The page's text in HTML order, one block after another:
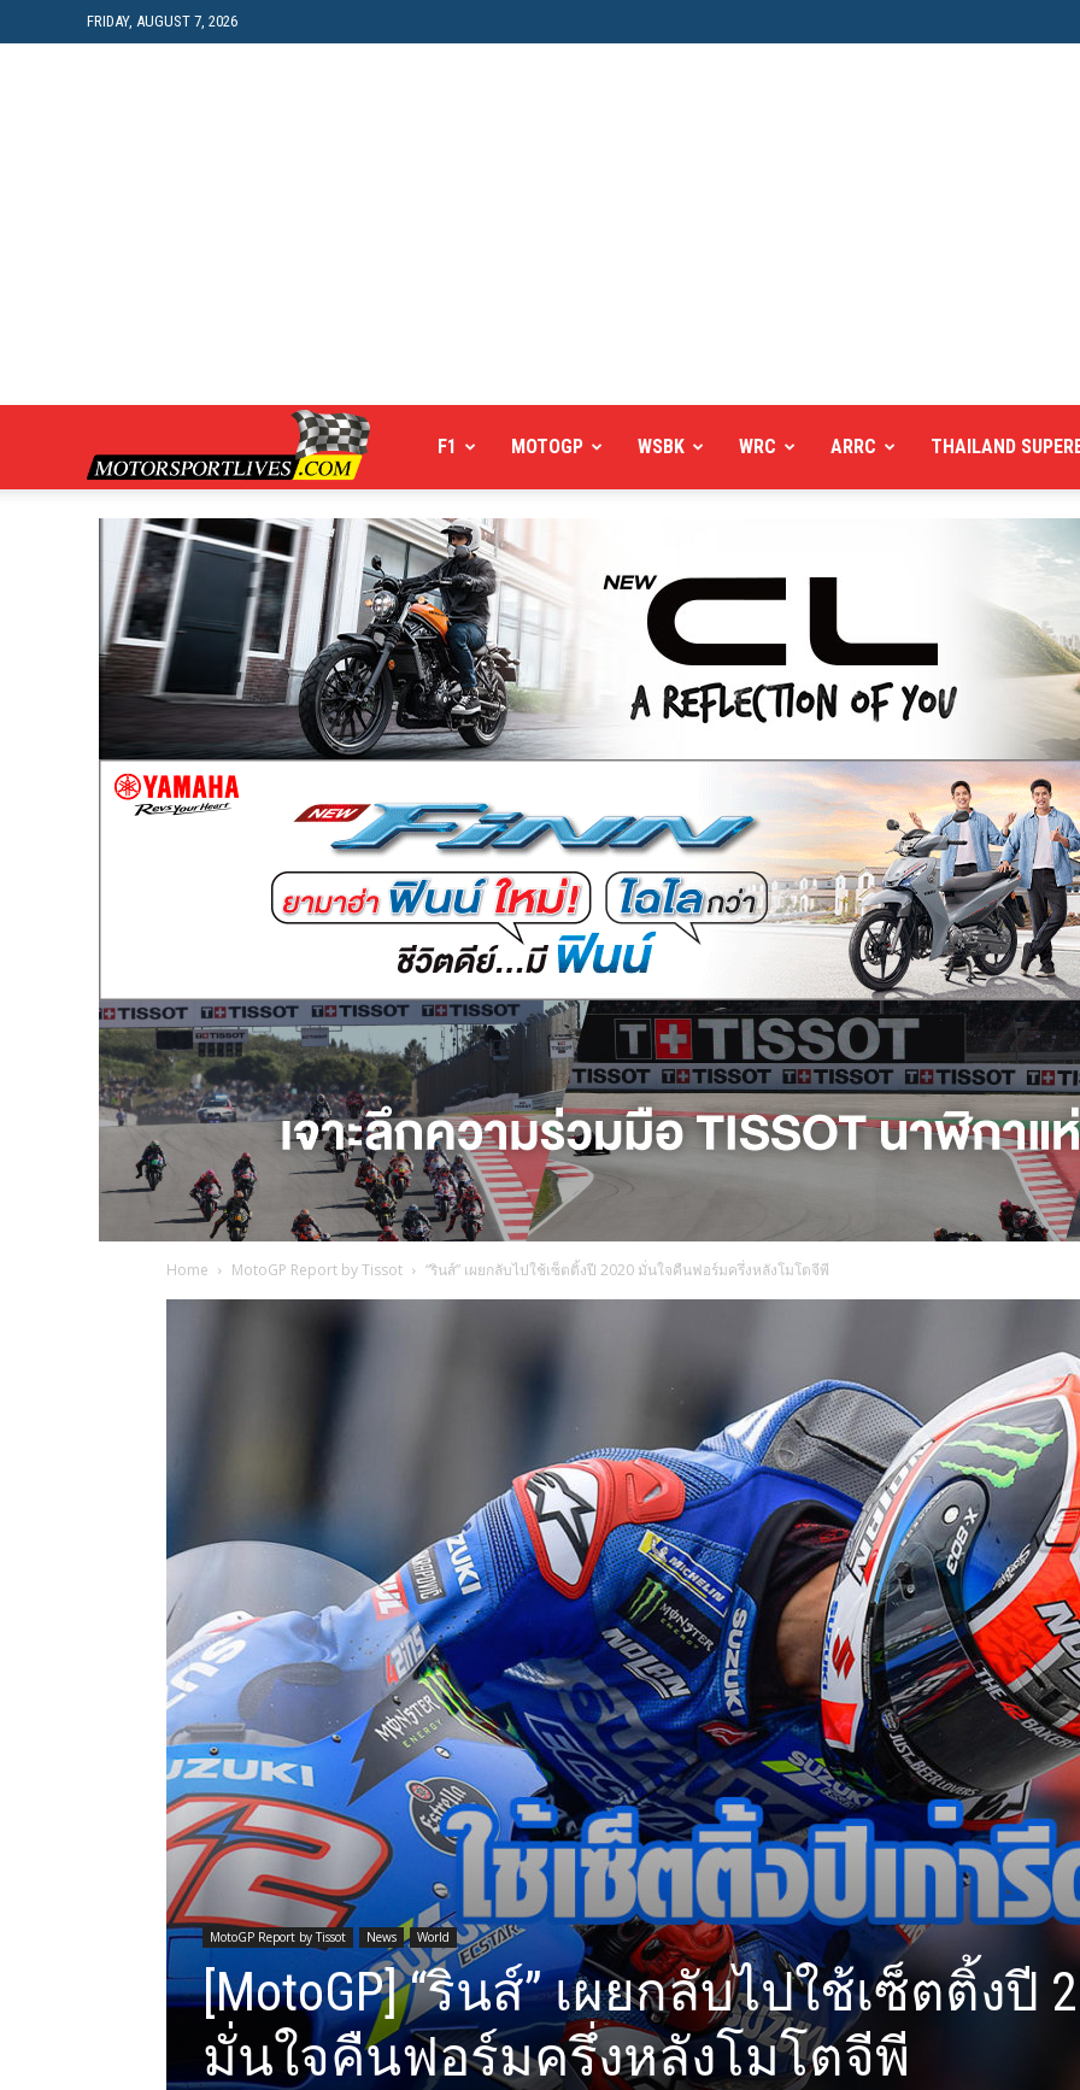
FRIDAY, AUGUST 7, 2026
Motorsportlives
F1 MOTOGP WSBK WRC ARRC THAILAND
Home MotoGP Report by Tissot “รินส์” เผยกลับไปใช้เซ็ตติ้งปี 2020 มั่นใจคืนฟอร์มครึ่งหลังโมโตจีพี
MotoGP Report by Tissot News World
[MotoGP] “รินส์” เผยกลับไปใช้เซ็ตติ้งปี
มั่นใจคืนฟอร์มครึ่งหลังโมโตจีพี